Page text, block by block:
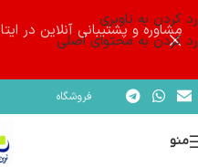
رد کردن به ناوبری
رد کردن به محتوای اصلی
مشاوره و پشتیبانی آنلاین در ایتا و
فروشگاه
منو